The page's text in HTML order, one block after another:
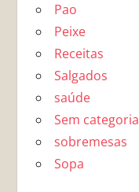
Pao
Peixe
Receitas
Salgados
saúde
Sem categoria
sobremesas
Sopa